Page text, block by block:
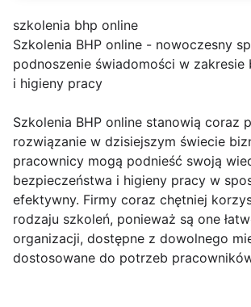
szkolenia bhp online
Szkolenia BHP online - nowoczesny
podnoszenie świadomości w zakresie
i higieny pracy
Szkolenia BHP online stanowią coraz
rozwiązanie w dzisiejszym świecie
pracownicy mogą podnieść swoją
bezpieczeństwa i higieny pracy w
efektywny. Firmy coraz chętniej
rodzaju szkoleń, ponieważ są one
organizacji, dostępne z dowolnego
dostosowane do potrzeb